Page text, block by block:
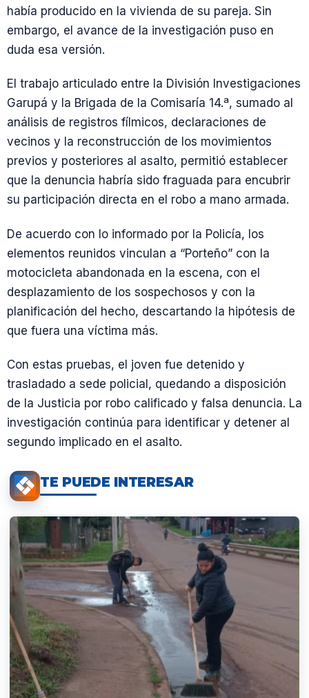
había producido en la vivienda de su pareja. Sin
embargo, el avance de la investigación puso en
duda esa versión.
El trabajo articulado entre la División Investigaciones
Garupá y la Brigada de la Comisaría 14.ª, sumado al
análisis de registros fílmicos, declaraciones de
vecinos y la reconstrucción de los movimientos
previos y posteriores al asalto, permitió establecer
que la denuncia habría sido fraguada para encubrir
su participación directa en el robo a mano armada.
De acuerdo con lo informado por la Policía, los
elementos reunidos vinculan a “Porteño” con la
motocicleta abandonada en la escena, con el
desplazamiento de los sospechosos y con la
planificación del hecho, descartando la hipótesis de
que fuera una víctima más.
Con estas pruebas, el joven fue detenido y
trasladado a sede policial, quedando a disposición
de la Justicia por robo calificado y falsa denuncia. La
investigación continúa para identificar y detener al
segundo implicado en el asalto.
TE PUEDE INTERESAR